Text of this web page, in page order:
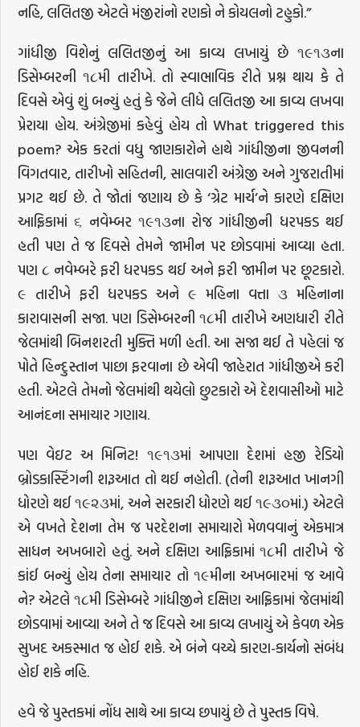
નહિ, લલિતજી એટલે મંજીરાંનો રણકો ને કોયલનો ટહુકો.”
ગાંધીજી વિશેનું લલિતજીનું આ કાવ્ય લખાયું છે ૧૯૧૩ના
ડિસેમ્બરની ૧૮મી તારીખે. તો સ્વાભાવિક રીતે પ્રશ્ન થાય કે તે
દિવસે એવું શું બન્યું હતું કે જેને લીધે લલિતજી આ કાવ્ય લખવા
પ્રેરાયા હોય. અંગ્રેજીમાં કહેવું હોય તો What triggered this
poem? એક કરતાં વધુ જાણકારોને હાથે ગાંધીજીના જીવનની
વિગતવાર, તારીખો સહિતની, સાલવારી અંગ્રેજી અને ગુજરાતીમાં
પ્રગટ થઈ છે. તે જોતાં જણાય છે કે ‘ગ્રેટ માર્ચ’ને કારણે દક્ષિણ
આફ્રિકામાં ૬ નવેમ્બર ૧૯૧૩ના રોજ ગાંધીજીની ધરપકડ થઈ
હતી પણ તે જ દિવસે તેમને જામીન પર છોડવામાં આવ્યા હતા.
પણ ૮ નવેમ્બરે ફરી ધરપકડ થઈ અને ફરી જામીન પર છૂટકારો.
૯ તારીખે ફરી ધરપકડ અને ૯ મહિના વત્તા ૩ મહિનાના
કારાવાસની સજા. પણ ડિસેમ્બરની ૧૮મી તારીખે અણધારી રીતે
જેલમાંથી બિનશરતી મુક્તિ મળી હતી. આ સજા થઈ તે પહેલાં જ
પોતે હિન્દુસ્તાન પાછા ફરવાના છે એવી જાહેરાત ગાંધીજીએ કરી
હતી. એટલે તેમનો જેલમાંથી થયેલો છુટકારો એ દેશવાસીઓ માટે
આનંદના સમાચાર ગણાય.
પણ વેઇટ અ મિનિટ! ૧૯૧૩માં આપણા દેશમાં હજી રેડિયો
બ્રોડકાસ્ટિંગની શરૂઆત તો થઈ નહોતી. (તેની શરૂઆત ખાનગી
ધોરણે થઈ ૧૯૨૩માં, અને સરકારી ધોરણે થઈ ૧૯૩૦માં.) એટલે
એ વખતે દેશના તેમ જ પરદેશના સમાચારો મેળવવાનું એકમાત્ર
સાધન અખબારો હતું. અને દક્ષિણ આફ્રિકામાં ૧૮મી તારીખે જે
કાંઈ બન્યું હોય તેના સમાચાર તો ૧૯મીના અખબારમાં જ આવે
ને? એટલે ૧૮મી ડિસેમ્બરે ગાંધીજીને દક્ષિણ આફ્રિકામાં જેલમાંથી
છોડવામાં આવ્યા અને તે જ દિવસે આ કાવ્ય લખાયું એ કેવળ એક
સુખદ અકસ્માત જ હોઈ શકે. એ બંને વચ્ચે કારણ-કાર્યનો સંબંધ
હોઈ શકે નહિ.
હવે જે પુસ્તકમાં નોંધ સાથે આ કાવ્ય છપાયું છે તે પુસ્તક વિષે.